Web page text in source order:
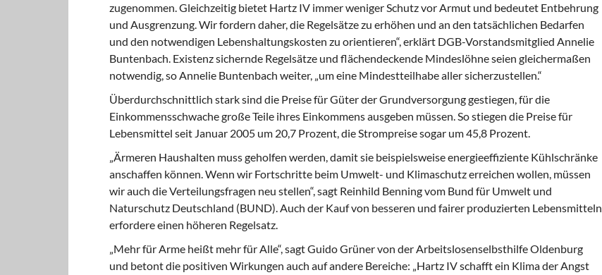
zugenommen. Gleichzeitig bietet Hartz IV immer weniger Schutz vor Armut und bedeutet Entbehrung
und Ausgrenzung. Wir fordern daher, die Regelsätze zu erhöhen und an den tatsächlichen Bedarfen
und den notwendigen Lebenshaltungskosten zu orientieren“, erklärt DGB-Vorstandsmitglied Annelie
Buntenbach. Existenz sichernde Regelsätze und flächendeckende Mindeslöhne seien gleichermaßen
notwendig, so Annelie Buntenbach weiter, „um eine Mindestteilhabe aller sicherzustellen.“
Überdurchschnittlich stark sind die Preise für Güter der Grundversorgung gestiegen, für die
Einkommensschwache große Teile ihres Einkommens ausgeben müssen. So stiegen die Preise für
Lebensmittel seit Januar 2005 um 20,7 Prozent, die Strompreise sogar um 45,8 Prozent.
„Ärmeren Haushalten muss geholfen werden, damit sie beispielsweise energieeffiziente Kühlschränke
anschaffen können. Wenn wir Fortschritte beim Umwelt- und Klimaschutz erreichen wollen, müssen
wir auch die Verteilungsfragen neu stellen“, sagt Reinhild Benning vom Bund für Umwelt und
Naturschutz Deutschland (BUND). Auch der Kauf von besseren und fairer produzierten Lebensmitteln
erfordere einen höheren Regelsatz.
„Mehr für Arme heißt mehr für Alle“, sagt Guido Grüner von der Arbeitslosenselbsthilfe Oldenburg
und betont die positiven Wirkungen auch auf andere Bereiche: „Hartz IV schafft ein Klima der Angst